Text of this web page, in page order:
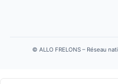
© ALLO FRELONS – Réseau